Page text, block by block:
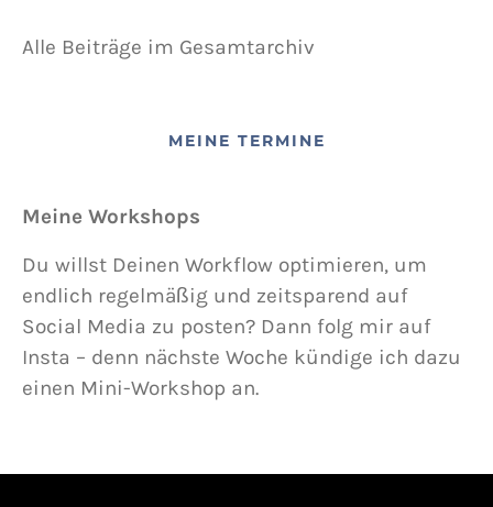
Alle Beiträge im Gesamtarchiv
MEINE TERMINE
Meine Workshops
Du willst Deinen Workflow optimieren, um
endlich regelmäßig und zeitsparend auf
Social Media zu posten? Dann folg mir auf
Insta – denn nächste Woche kündige ich dazu
einen Mini-Workshop an.